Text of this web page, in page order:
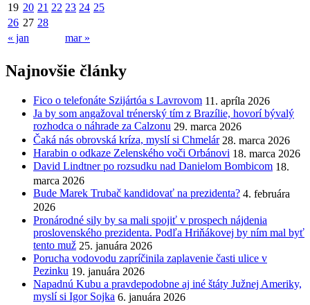
« jan mar »
19 20 21 22 23 24 25
26 27 28
Najnovšie články
Fico o telefonáte Szijártóa s Lavrovom 11. apríla 2026
Ja by som angažoval trénerský tím z Brazílie, hovorí bývalý
rozhodca o náhrade za Calzonu 29. marca 2026
Čaká nás obrovská kríza, myslí si Chmelár 28. marca 2026
Harabin o odkaze Zelenského voči Orbánovi 18. marca 2026
David Lindtner po rozsudku nad Danielom Bombicom 18.
marca 2026
Bude Marek Trubač kandidovať na prezidenta? 4. februára
2026
Pronárodné sily by sa mali spojiť v prospech nájdenia
proslovenského prezidenta. Podľa Hriňákovej by ním mal byť
tento muž 25. januára 2026
Porucha vodovodu zapríčinila zaplavenie časti ulice v
Pezinku 19. januára 2026
Napadnú Kubu a pravdepodobne aj iné štáty Južnej Ameriky,
myslí si Igor Sojka 6. januára 2026